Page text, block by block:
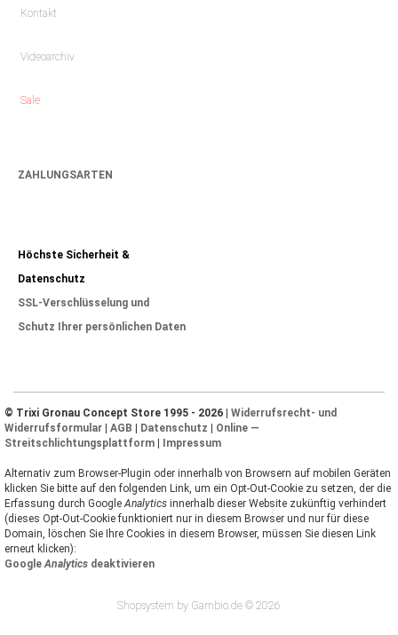
Kontakt
Videoarchiv
Sale
ZAHLUNGSARTEN
Höchste Sicherheit &
Datenschutz
SSL-Verschlüsselung und
Schutz Ihrer persönlichen Daten
© Trixi Gronau Concept Store 1995 - 2026 | Widerrufsrecht- und
Widerrufsformular | AGB | Datenschutz | Online —
Streitschlichtungsplattform | Impressum
Alternativ zum Browser-Plugin oder innerhalb von Browsern auf mobilen Geräten
klicken Sie bitte auf den folgenden Link, um ein Opt-Out-Cookie zu setzen, der die
Erfassung durch Google Analytics innerhalb dieser Website zukünftig verhindert
(dieses Opt-Out-Cookie funktioniert nur in diesem Browser und nur für diese
Domain, löschen Sie Ihre Cookies in diesem Browser, müssen Sie diesen Link
erneut klicken):
Google Analytics deaktivieren
Shopsystem by Gambio.de © 2026